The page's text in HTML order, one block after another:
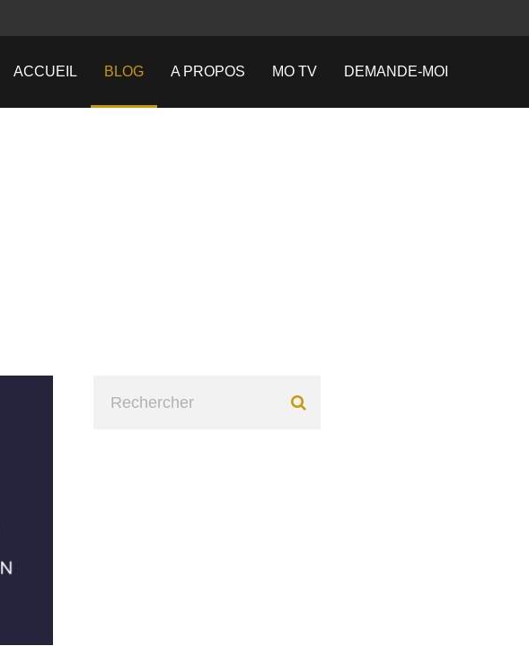
ACCUEIL BLOG A PROPOS MO TV DEMANDE-MOI